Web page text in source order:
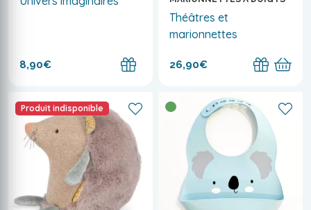
8,90€
Théâtres et
marionnettes
26,90€
Produit indisponible